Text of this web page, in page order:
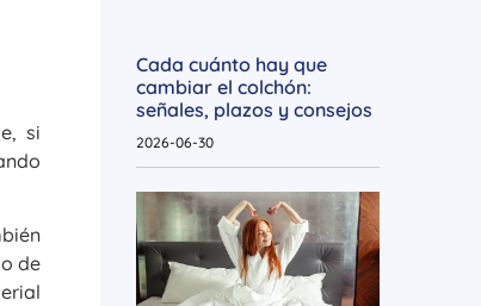
si
de
Cada cuánto hay que
cambiar el colchón:
señales, plazos y consejos
2026-06-30